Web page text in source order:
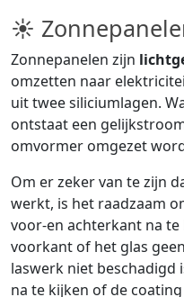
☀
Zonnepanelen zijn
omzetten naar
uit twee siliciumlagen.
ontstaat een
omvormer omgezet
Om er zeker van te zijn
werkt, is het raadzaam
voor-en achterkant na
voorkant of het glas
laswerk niet beschadigd
na te kijken of de